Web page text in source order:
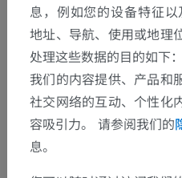
解剖层次
人体解剖学2
人体解剖学1
息，例如您的设备特征
地址、导航、使用或地理
处理这些数据的目的如下
我们的内容提供、产品和
社交网络的互动、个性化
容吸引力。 请参阅我们的
息。